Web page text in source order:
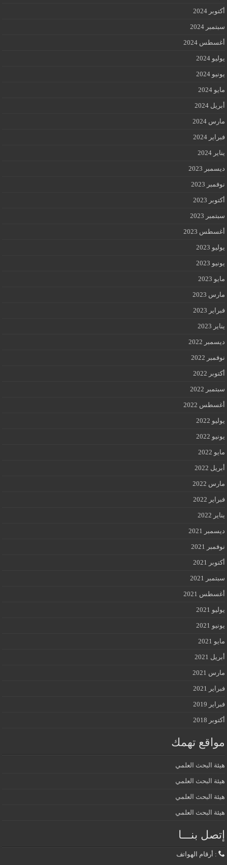
أكتوبر 2024
سبتمبر 2024
أغسطس 2024
يوليو 2024
يونيو 2024
مايو 2024
أبريل 2024
مارس 2024
فبراير 2024
يناير 2024
ديسمبر 2023
نوفمبر 2023
أكتوبر 2023
سبتمبر 2023
أغسطس 2023
يوليو 2023
يونيو 2023
مايو 2023
مارس 2023
فبراير 2023
يناير 2023
ديسمبر 2022
نوفمبر 2022
أكتوبر 2022
سبتمبر 2022
أغسطس 2022
يوليو 2022
يونيو 2022
مايو 2022
أبريل 2022
مارس 2022
فبراير 2022
يناير 2022
ديسمبر 2021
نوفمبر 2021
أكتوبر 2021
سبتمبر 2021
أغسطس 2021
يوليو 2021
يونيو 2021
مايو 2021
أبريل 2021
مارس 2021
فبراير 2021
فبراير 2019
أكتوبر 2018
مواقع تهمك
هيئة البحث العلمي
هيئة البحث العلمي
هيئة البحث العلمي
هيئة البحث العلمي
إتصل بنـــا
: أرقام الهواتف